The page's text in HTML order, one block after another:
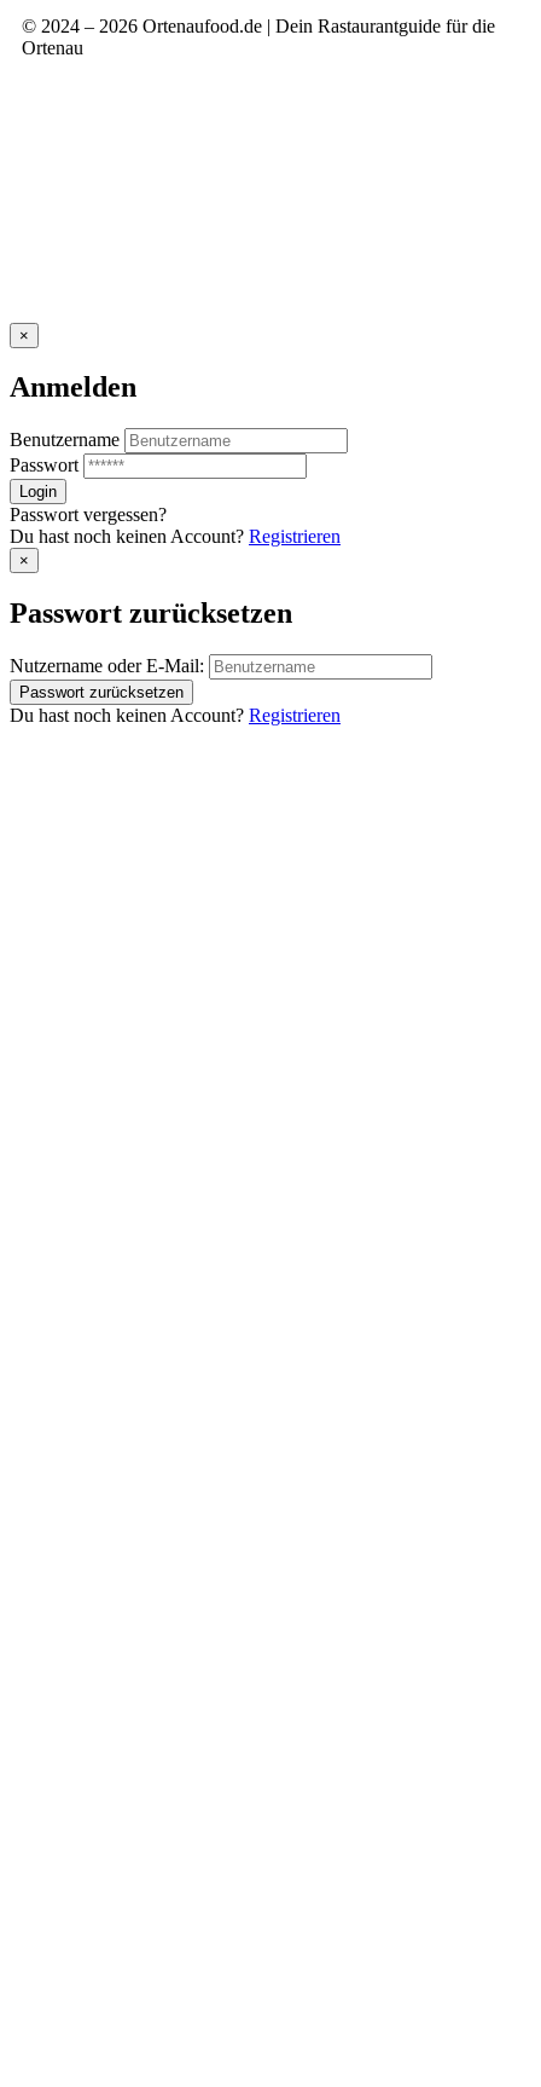
© 2024 – 2026 Ortenaufood.de | Dein Rastaurantguide für die
Ortenau
×
Anmelden
Benutzername
Passwort
Passwort vergessen?
Du hast noch keinen Account? Registrieren
×
Passwort zurücksetzen
Nutzername oder E-Mail:
Du hast noch keinen Account? Registrieren